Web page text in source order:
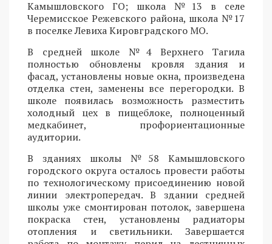
Камышловского ГО; школа №13 в селе
Черемисское Режевского района, школа №17
в поселке Левиха Кировградского МО.
В средней школе №4 Верхнего Тагила
полностью обновлены кровля здания и
фасад, установлены новые окна, произведена
отделка стен, заменены все перегородки. В
школе появилась возможность разместить
холодный цех в пищеблоке, полноценный
медкабинет, профориентационные
аудитории.
В зданиях школы №58 Камышловского
городского округа осталось провести работы
по технологическому присоединению новой
линии электропередач. В здании средней
школы уже смонтирован потолок, завершена
покраска стен, установлены радиаторы
отопления и светильники. Завершается